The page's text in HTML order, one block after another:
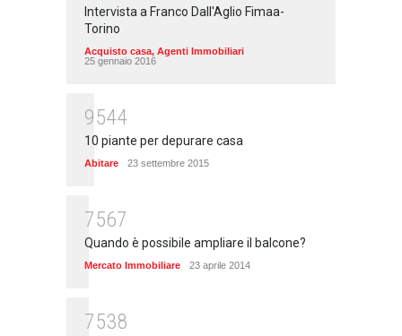
Intervista a Franco Dall'Aglio Fimaa-
Torino
Acquisto casa, Agenti Immobiliari
25 gennaio 2016
9544
10 piante per depurare casa
Abitare 23 settembre 2015
7567
Quando è possibile ampliare il balcone?
Mercato Immobiliare 23 aprile 2014
7538